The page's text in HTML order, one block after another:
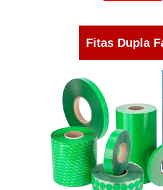
Fitas Dupla